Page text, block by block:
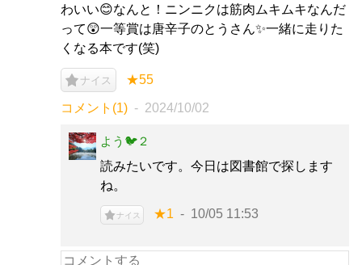
わいい😊なんと！ニンニクは筋肉ムキムキなんだ
って😲一等賞は唐辛子のとうさん✨一緒に走りた
くなる本です(笑)
ナイス ★55
コメント(1) 2024/10/02
よう🐦２
読みたいです。今日は図書館で探します
ね。
ナイス ★1 10/05 11:53